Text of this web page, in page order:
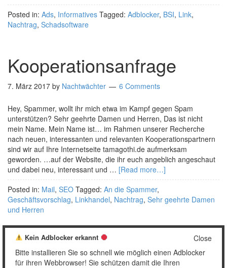
Posted in: Ads, Informatives Tagged: Adblocker, BSI, Link,
Nachtrag, Schadsoftware
Kooperationsanfrage
7. März 2017 by Nachtwächter 6 Comments
Hey, Spammer, wollt ihr mich etwa im Kampf gegen Spam
unterstützen? Sehr geehrte Damen und Herren, Das ist nicht
mein Name. Mein Name ist… im Rahmen unserer Recherche
nach neuen, interessanten und relevanten Kooperationspartnern
sind wir auf Ihre Internetseite tamagothi.de aufmerksam
geworden. …auf der Website, die ihr euch angeblich angeschaut
und dabei neu, interessant und … [Read more…]
Posted in: Mail, SEO Tagged: An die Spammer,
Geschäftsvorschlag, Linkhandel, Nachtrag, Sehr geehrte Damen
und Herren
1 2 3 Weiter »
Close
Kein Adblocker erkannt
Bitte installieren Sie so schnell wie möglich einen Adblocker
für ihren Webbrowser! Sie schützen damit die Ihren